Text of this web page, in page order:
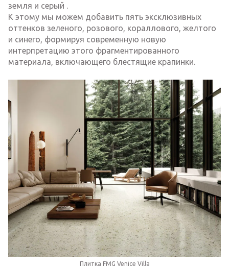
земля и серый .
К этому мы можем добавить пять эксклюзивных
оттенков зеленого, розового, кораллового, желтого
и синего, формируя современную новую
интерпретацию этого фрагментированного
материала, включающего блестящие крапинки.
Плитка FMG Venice Villa